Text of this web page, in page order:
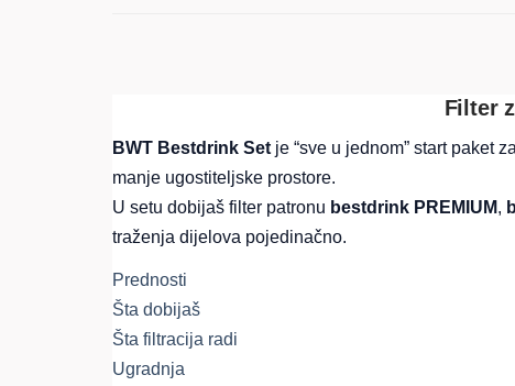
Filter
BWT Bestdrink Setje “sve u jednom” start paket
manje ugostiteljske prostore.
U setu dobijaš filter patronu bestdrink PREMIUM,
traženja dijelova pojedinačno.
Prednosti
Šta dobijaš
Šta filtracija radi
Ugradnja